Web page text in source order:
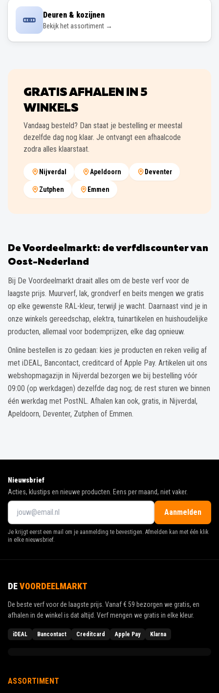
Deuren & kozijnen
Bekijk het assortiment →
GRATIS AFHALEN IN 5
WINKELS
Vandaag besteld? Dan staat je bestelling er meestal
dezelfde dag nog klaar. Je ontvangt een afhaalcode
zodra alles klaarstaat.
Nijverdal Apeldoorn Deventer
Zutphen Emmen
De Voordeelmarkt: de verfdiscounter van
Oost-Nederland
Bij De Voordeelmarkt draait alles om de beste verf voor de
laagste prijs. Muurverf, lak, grondverf en beits mengen we gratis
op elke gewenste RAL-kleur, terwijl je wacht. Daarnaast vind je in
onze winkels gereedschap, elektra, tuinartikelen en huishoudelijke
producten, allemaal voor bodemprijzen, elke dag opnieuw.
Online bestellen is zo gedaan: kies je producten en reken veilig af
met iDEAL, Bancontact, creditcard of Apple Pay. Artikelen uit ons
webshopmagazijn in Nijverdal bezorgen we bij bestelling vóór
09:00 (op werkdagen) dezelfde dag nog; de rest sturen we binnen
één werkdag met PostNL. Afhalen kan ook, gratis, in Nijverdal,
Apeldoorn, Deventer, Zutphen of Emmen.
Nieuwsbrief
Acties, klustips en nieuwe producten. Eens per maand, niet vaker.
Aanmelden
Je krijgt eerst een mail om je aanmelding te bevestigen. Afmelden kan met één klik
in elke nieuwsbrief.
DEVOORDEELMARKT
De beste verf voor de laagste prijs. Vanaf€ 59 bezorgen we gratis, en
afhalen in de winkel is dat altijd. Verf mengen we gratis in elke kleur.
iDEAL Bancontact Creditcard Apple Pay Klarna
ASSORTIMENT